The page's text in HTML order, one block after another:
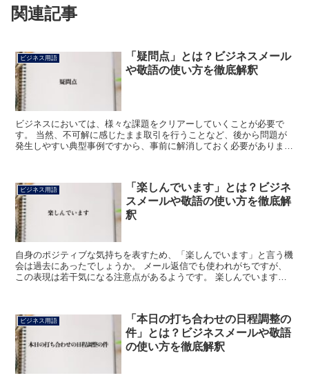
関連記事
ビジネス用語
「疑問点」とは？ビジネスメール
や敬語の使い方を徹底解釈
ビジネスにおいては、様々な課題をクリアーしていくことが必要で
す。 当然、不可解に感じたまま取引を行うことなど、後から問題が
発生しやすい典型事例ですから、事前に解消しておく必要がありま
ビジネス用語
「楽しんでいます」とは？ビジネ
スメールや敬語の使い方を徹底解
釈
自身のポジティブな気持ちを表すため、「楽しんでいます」と言う機
会は過去にあったでしょうか。 メール返信でも使われがちですが、
この表現は若干気になる注意点があるようです。 楽しんでいますの
ビジネス用語
「本日の打ち合わせの日程調整の
件」とは？ビジネスメールや敬語
の使い方を徹底解釈